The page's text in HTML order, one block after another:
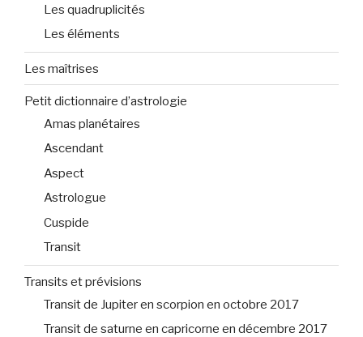
Les quadruplicités
Les éléments
Les maîtrises
Petit dictionnaire d’astrologie
Amas planétaires
Ascendant
Aspect
Astrologue
Cuspide
Transit
Transits et prévisions
Transit de Jupiter en scorpion en octobre 2017
Transit de saturne en capricorne en décembre 2017